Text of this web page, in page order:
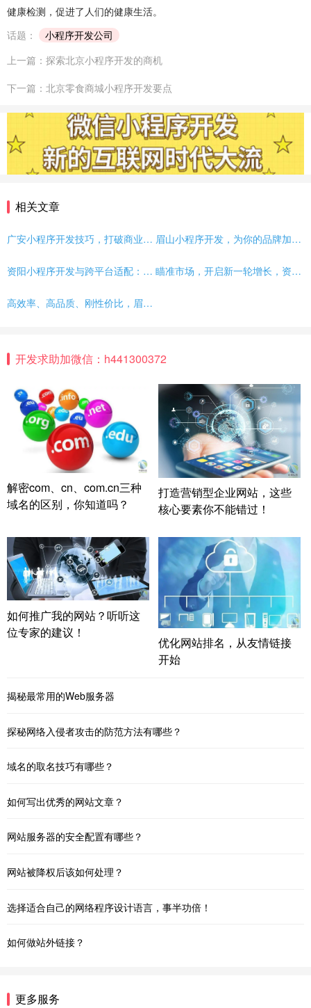
健康检测，促进了人们的健康生活。
话题：
小程序开发公司
上一篇：探索北京小程序开发的商机
下一篇：北京零食商城小程序开发要点
相关文章
广安小程序开发技巧，打破商业发展瓶颈！ 眉山小程序开发，为你的品牌加倍提供竞争力！
资阳小程序开发与跨平台适配：吸引潜在客户的的详细策略 瞄准市场，开启新一轮增长，资阳小程序开发帮您实现
高效率、高品质、刚性价比，眉山小程序开发公司为您提供服务
开发求助加微信：h441300372
解密com、cn、com.cn三种
域名的区别，你知道吗？
打造营销型企业网站，这些
核心要素你不能错过！
如何推广我的网站？听听这
位专家的建议！
优化网站排名，从友情链接
开始
揭秘最常用的Web服务器
探秘网络入侵者攻击的防范方法有哪些？
域名的取名技巧有哪些？
如何写出优秀的网站文章？
网站服务器的安全配置有哪些？
网站被降权后该如何处理？
选择适合自己的网络程序设计语言，事半功倍！
如何做站外链接？
更多服务